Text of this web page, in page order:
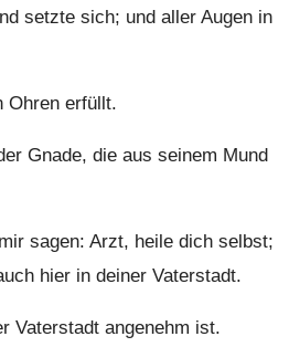
setzte sich; und aller Augen in
Ohren erfüllt.
Gnade, die aus seinem Mund
sagen: Arzt, heile dich selbst;
hier in deiner Vaterstadt.
Vaterstadt angenehm ist.